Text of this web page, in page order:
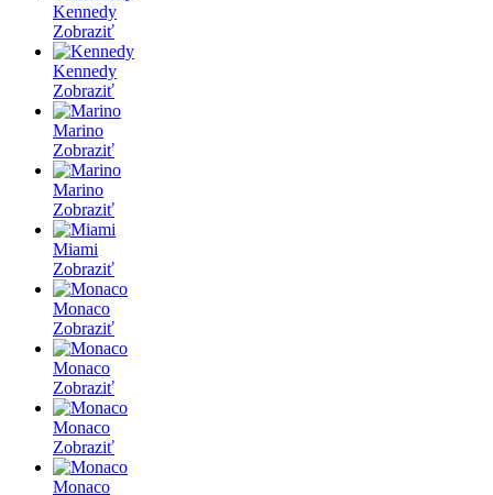
Kennedy
Zobraziť
Kennedy
Zobraziť
Marino
Zobraziť
Marino
Zobraziť
Miami
Zobraziť
Monaco
Zobraziť
Monaco
Zobraziť
Monaco
Zobraziť
Monaco